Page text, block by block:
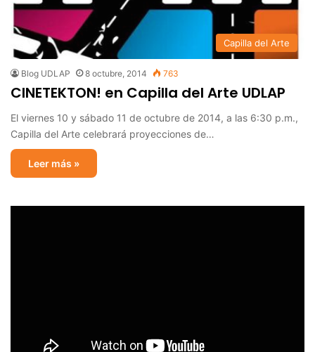
Capilla del Arte
Blog UDLAP 8 octubre, 2014 763
CINETEKTON! en Capilla del Arte UDLAP
El viernes 10 y sábado 11 de octubre de 2014, a las 6:30 p.m.,
Capilla del Arte celebrará proyecciones de…
Leer más »